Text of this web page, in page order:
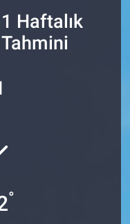
Haftalık
°